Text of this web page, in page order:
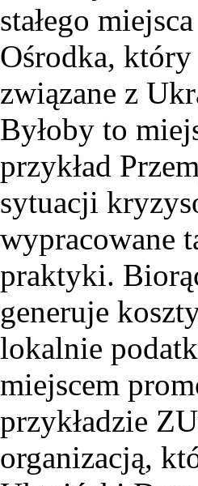
stałego
Ośrodka,
związane z
Byłoby to
przykład
sytuacji
wypracowane
praktyki.
generuje
lokalnie
miejscem
przykładzie
organizacją,